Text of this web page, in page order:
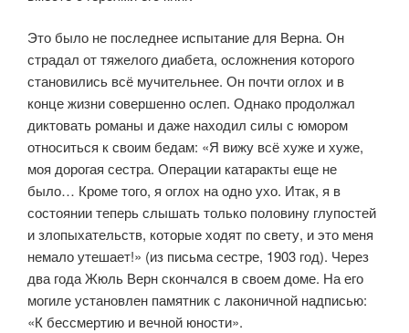
Это было не последнее испытание для Верна. Он
страдал от тяжелого диабета, осложнения которого
становились всё мучительнее. Он почти оглох и в
конце жизни совершенно ослеп. Однако продолжал
диктовать романы и даже находил силы с юмором
относиться к своим бедам: «Я вижу всё хуже и хуже,
моя дорогая сестра. Операции катаракты еще не
было… Кроме того, я оглох на одно ухо. Итак, я в
состоянии теперь слышать только половину глупостей
и злопыхательств, которые ходят по свету, и это меня
немало утешает!» (из письма сестре, 1903 год). Через
два года Жюль Верн скончался в своем доме. На его
могиле установлен памятник с лаконичной надписью:
«К бессмертию и вечной юности».